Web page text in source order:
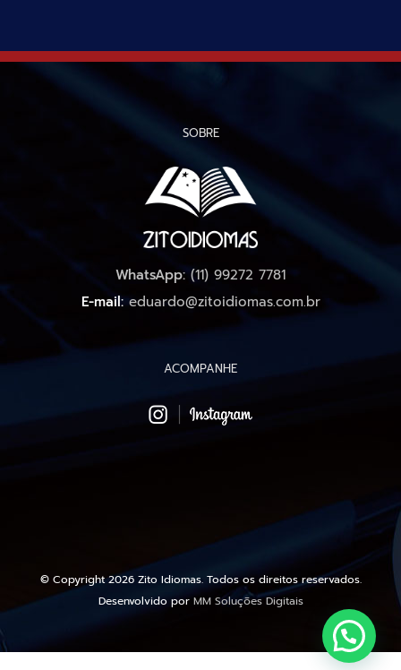
SOBRE
WhatsApp:(11) 99272 7781
E-mail: eduardo@zitoidiomas.com.br
ACOMPANHE
© Copyright2026 Zito Idiomas. Todos os direitos reservados.
Desenvolvido por MM Soluções Digitais